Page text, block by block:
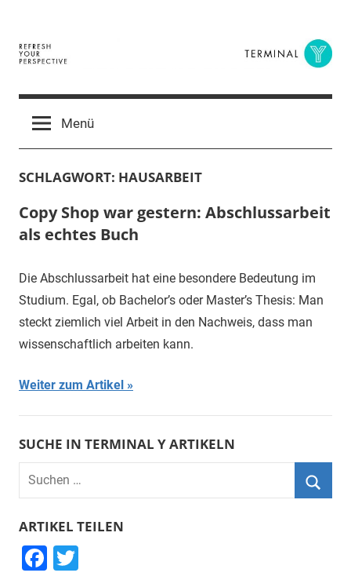
springen
Terminal
Y
Digital
BusinessMenü
SCHLAGWORT: HAUSARBEIT
Copy Shop war gestern: Abschlussarbeit
als echtes Buch
Die Abschlussarbeit hat eine besondere Bedeutung im
Studium. Egal, ob Bachelor’s oder Master’s Thesis: Man
steckt ziemlich viel Arbeit in den Nachweis, dass man
wissenschaftlich arbeiten kann.
Weiter zum Artikel
SUCHE IN TERMINAL Y ARTIKELN
Suchen
nach:
ARTIKEL TEILEN
F